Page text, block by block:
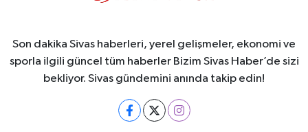
Son dakika Sivas haberleri, yerel gelişmeler, ekonomi ve
sporla ilgili güncel tüm haberler Bizim Sivas Haber’de sizi
bekliyor. Sivas gündemini anında takip edin!